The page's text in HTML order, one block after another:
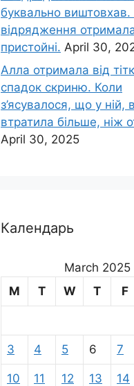
буквально
відрядження
пристойні. April 30,
Алла отримала від
спадок скриню. Коли
з’ясувалося, що у ній,
втратила більше, ніж
April 30, 2025
Календарь
March 2025
M
T W T F
3 4 5 6 7
10 11 12 13 14